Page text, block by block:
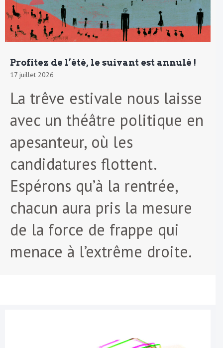
Profitez de l’été, le suivant est annulé !
17 juillet 2026
La trêve estivale nous laisse
avec un théâtre politique en
apesanteur, où les
candidatures flottent.
Espérons qu’à la rentrée,
chacun aura pris la mesure
de la force de frappe qui
menace à l’extrême droite.